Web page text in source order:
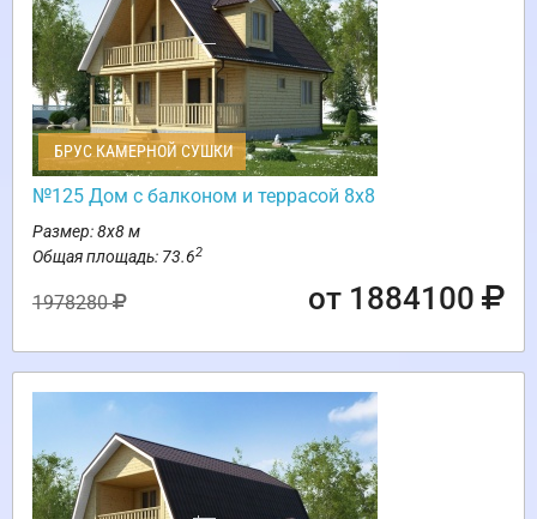
БРУС КАМЕРНОЙ СУШКИ
№125 Дом с балконом и террасой 8х8
Размер: 8х8 м
Общая площадь: 73.62
1978280 от 1884100